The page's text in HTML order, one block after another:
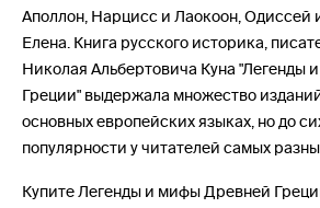
Аполлон, Нарцисс и Лаокоон, Одиссей
Елена. Книга русского историка,
Николая Альбертовича Куна "Легенды
Греции" выдержала множество
основных европейских языках, но до
популярности у читателей самых
Купите Легенды и мифы Древней